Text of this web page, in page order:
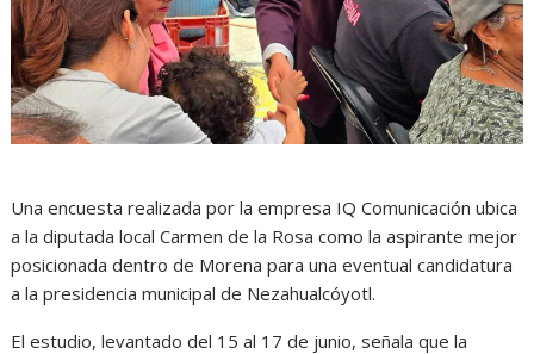
Una encuesta realizada por la empresa IQ Comunicación ubica
a la diputada local Carmen de la Rosa como la aspirante mejor
posicionada dentro de Morena para una eventual candidatura
a la presidencia municipal de Nezahualcóyotl.
El estudio, levantado del 15 al 17 de junio, señala que la